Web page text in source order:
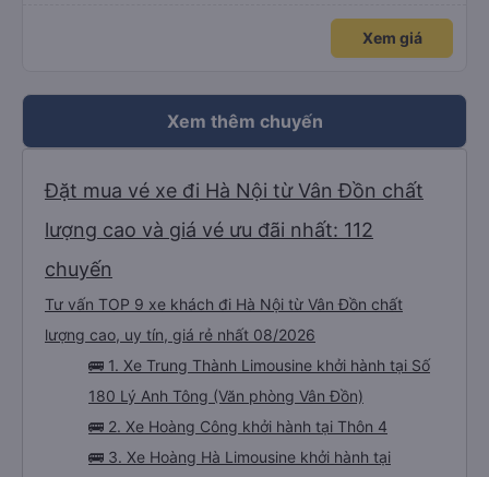
Xem giá
Xem thêm chuyến
Đặt mua vé xe đi Hà Nội từ Vân Đồn chất
lượng cao và giá vé ưu đãi nhất: 112
chuyến
Tư vấn TOP 9 xe khách đi Hà Nội từ Vân Đồn chất
lượng cao, uy tín, giá rẻ nhất 08/2026
🚌 1. Xe Trung Thành Limousine khởi hành tại Số
180 Lý Anh Tông (Văn phòng Vân Đồn)
🚌 2. Xe Hoàng Công khởi hành tại Thôn 4
🚌 3. Xe Hoàng Hà Limousine khởi hành tại